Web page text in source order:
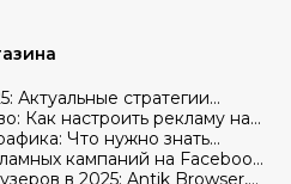
Актуальные стратегии
Facebook и Google
Как настроить рекламу на
аккаунтов и прокси
Что нужно знать
кампаний на Facebook
в 2025: Antik Browser,